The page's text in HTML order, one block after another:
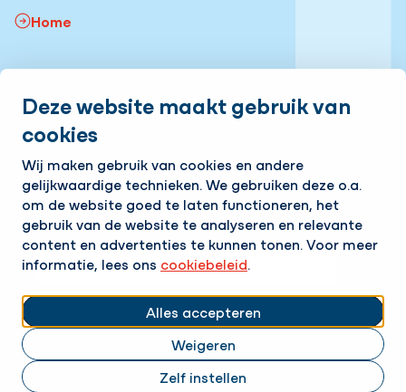
Deze website maakt gebruik van
cookies
Wij maken gebruik van cookies en andere
gelijkwaardige technieken. We gebruiken deze o.a.
om de website goed te laten functioneren, het
gebruik van de website te analyseren en relevante
content en advertenties te kunnen tonen. Voor meer
informatie, lees ons cookiebeleid.
Alles accepteren
Weigeren
Zelf instellen
Home
Onze vacatures
Volg ons
LinkedInInstagramFacebookYouTube
Op de hoogte blijven van het laatste nieuws?
Ontvang onze nieuwsbrief in je mailbox!
E-mailadres
Ik ga akkoord met hetprivacy statement.
Cookies aanpassen
Cookie statement | Hanab
Privacyverklaring | Hanab